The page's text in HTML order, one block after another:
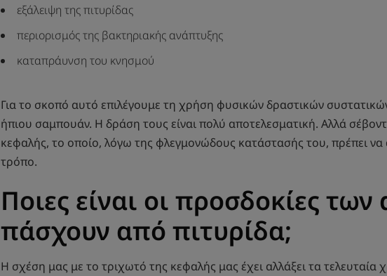
εξάλειψη της πιτυρίδας
περιορισμός της βακτηριακής ανάπτυξης
καταπράυνση του κνησμού
Για το σκοπό αυτό επιλέγουμε τη χρήση φυσικών δραστικών
ήπιου σαμπουάν. Η δράση τους είναι πολύ αποτελεσματική. Αλλά
κεφαλής, το οποίο, λόγω της φλεγμονώδους κατάστασής του, πρέπει να
τρόπο.
Ποιες είναι οι προσδοκίες
πάσχουν από πιτυρίδα;
Η σχέση μας με το τριχωτό της κεφαλής μας έχει αλλάξει τα τελευταία